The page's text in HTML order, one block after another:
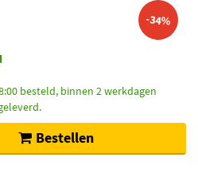
-34%
besteld, binnen 2 werkdagen
Bestellen